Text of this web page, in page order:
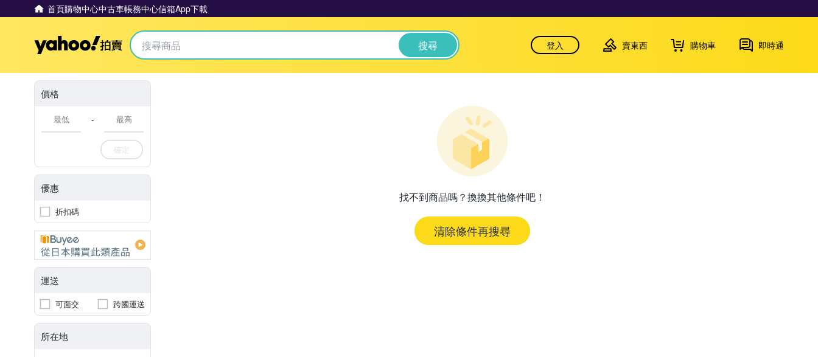
首頁購物中心中古車帳務中心信箱App下載
Yahoo拍賣 搜尋 登入 賣東西 購物車 即時通
價格
-
確定
優惠
折扣碼
運送
可面交 跨國運送
所在地
找不到商品嗎？換換其他條件吧！
清除條件再搜尋